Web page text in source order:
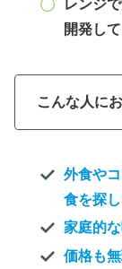
レンジ
開発し
こんな人に
外食や
食を探
家庭的
価格も